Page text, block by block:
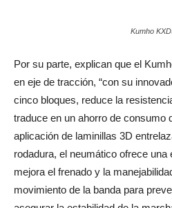
Kumho
Por su parte, explican que el
en eje de tracción, “con su
cinco bloques, reduce la
traduce en un ahorro de consumo
aplicación de laminillas 3D
rodadura, el neumático ofrece una
mejora el frenado y la
movimiento de la banda para